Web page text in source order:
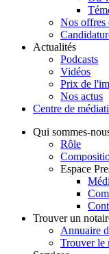
Nos offres
Actualités
Podcasts
Vidéos
Prix de
Nos actus
Centre de
Qui sommes-
Rôle
Espace
Trouver un
Annuaire
Trouver le